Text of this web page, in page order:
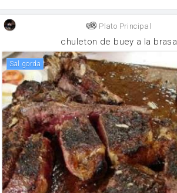
Plato Principal
chuleton de buey a la brasa
sal gorda